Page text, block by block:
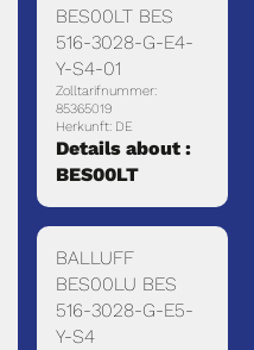
BES00LT BES
516-3028-G-E4-
Y-S4-01
Zolltarifnummer:
85365019
Herkunft: DE
Details about :
BES00LT
BALLUFF
BES00LU BES
516-3028-G-E5-
Y-S4